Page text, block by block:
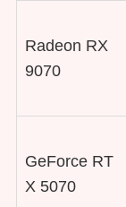
Radeon RX
9070
GeForce RT
X 5070